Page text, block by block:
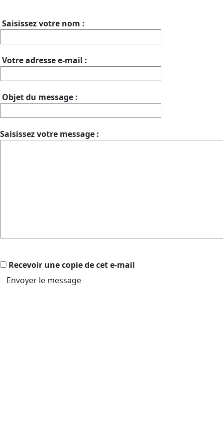
Saisissez votre nom :
Votre adresse e-mail :
Objet du message :
Saisissez votre message :
Recevoir une copie de cet e-mail
Envoyer le message